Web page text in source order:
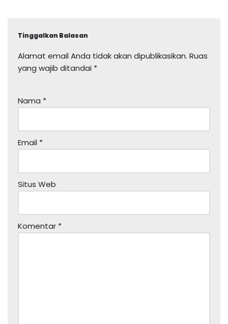
Tinggalkan Balasan
Alamat email Anda tidak akan dipublikasikan. Ruas
yang wajib ditandai *
Nama *
Email *
Situs Web
Komentar *